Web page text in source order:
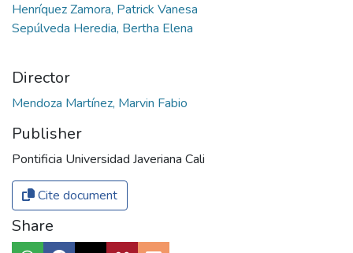
Henríquez Zamora, Patrick Vanesa
Sepúlveda Heredia, Bertha Elena
Director
Mendoza Martínez, Marvin Fabio
Publisher
Pontificia Universidad Javeriana Cali
Cite document
Share